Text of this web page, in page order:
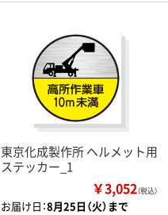
東京化成製作所 ヘルメット用
ステッカー_1
￥3,052（税込）
お届け日：8月25日（火）まで